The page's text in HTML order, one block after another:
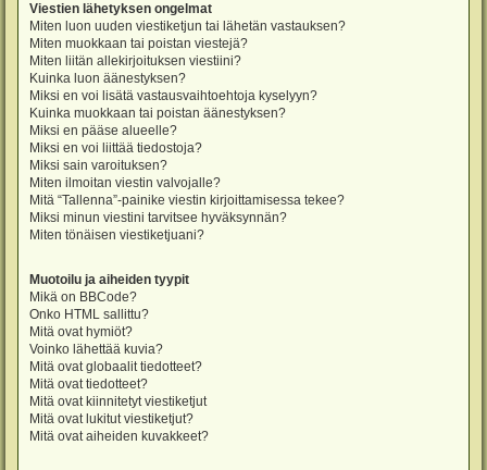
Viestien lähetyksen ongelmat
Miten luon uuden viestiketjun tai lähetän vastauksen?
Miten muokkaan tai poistan viestejä?
Miten liitän allekirjoituksen viestiini?
Kuinka luon äänestyksen?
Miksi en voi lisätä vastausvaihtoehtoja kyselyyn?
Kuinka muokkaan tai poistan äänestyksen?
Miksi en pääse alueelle?
Miksi en voi liittää tiedostoja?
Miksi sain varoituksen?
Miten ilmoitan viestin valvojalle?
Mitä “Tallenna”-painike viestin kirjoittamisessa tekee?
Miksi minun viestini tarvitsee hyväksynnän?
Miten tönäisen viestiketjuani?
Muotoilu ja aiheiden tyypit
Mikä on BBCode?
Onko HTML sallittu?
Mitä ovat hymiöt?
Voinko lähettää kuvia?
Mitä ovat globaalit tiedotteet?
Mitä ovat tiedotteet?
Mitä ovat kiinnitetyt viestiketjut
Mitä ovat lukitut viestiketjut?
Mitä ovat aiheiden kuvakkeet?